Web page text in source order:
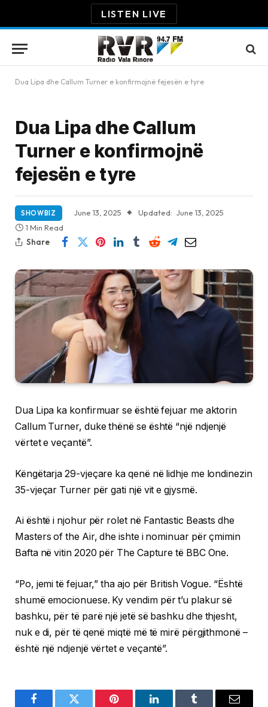
LISTEN LIVE
Dua Lipa dhe Callum Turner e konfirmojnë fejesën e tyre
Dua Lipa dhe Callum
Turner e konfirmojnë
fejesën e tyre
SHOWBIZ June 13, 2025 Updated: June 13, 2025
1 Min Read
Share
Dua Lipa ka konfirmuar se është fejuar me aktorin
Callum Turner, duke thënë se është “një ndjenjë
vërtet e veçantë”.
Këngëtarja 29-vjeçare ka qenë në lidhje me londinezin
35-vjeçar Turner për gati një vit e gjysmë.
Ai është i njohur për rolet në Fantastic Beasts dhe
Masters of the Air, dhe ishte i nominuar për çmimin
Bafta në vitin 2020 për The Capture të BBC One.
“Po, jemi të fejuar,” tha ajo për British Vogue. “Është
shumë emocionuese. Ky vendim për t’u plakur së
bashku, për të parë një jetë së bashku dhe thjesht,
nuk e di, për të qenë miqtë më të mirë përgjithmonë –
është një ndjenjë vërtet e veçantë”.